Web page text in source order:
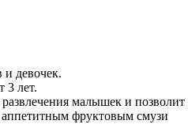
и девочек.
3 лет.
малышек и позволит
фруктовым смузи